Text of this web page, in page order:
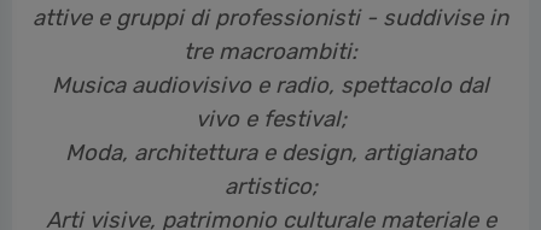
attive e gruppi di professionisti - suddivise in
tre macroambiti:
Musica audiovisivo e radio, spettacolo dal
vivo e festival;
Moda, architettura e design, artigianato
artistico;
Arti visive, patrimonio culturale materiale e